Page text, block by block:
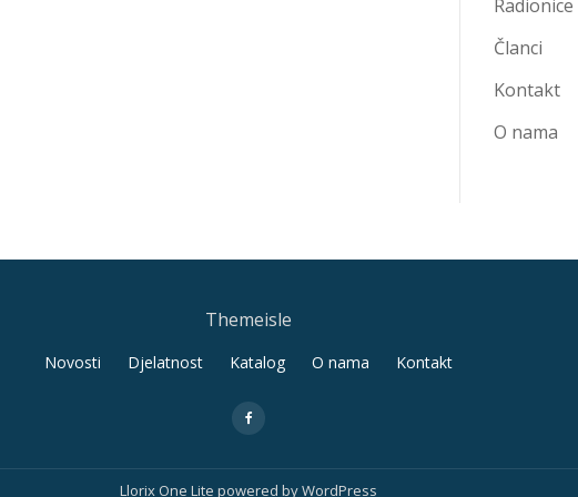
Radionice
Članci
Kontakt
O nama
Themeisle
Novosti Djelatnost Katalog O nama Kontakt
fa-
Llorix One Lite powered byWordPress